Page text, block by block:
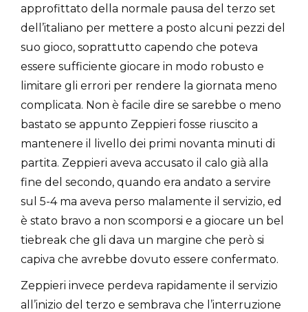
approfittato della normale pausa del terzo set
dell’italiano per mettere a posto alcuni pezzi del
suo gioco, soprattutto capendo che poteva
essere sufficiente giocare in modo robusto e
limitare gli errori per rendere la giornata meno
complicata. Non è facile dire se sarebbe o meno
bastato se appunto Zeppieri fosse riuscito a
mantenere il livello dei primi novanta minuti di
partita. Zeppieri aveva accusato il calo già alla
fine del secondo, quando era andato a servire
sul 5-4 ma aveva perso malamente il servizio, ed
è stato bravo a non scomporsi e a giocare un bel
tiebreak che gli dava un margine che però si
capiva che avrebbe dovuto essere confermato.
Zeppieri invece perdeva rapidamente il servizio
all’inizio del terzo e sembrava che l’interruzione